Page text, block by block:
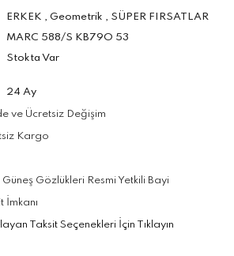
ERKEK ,Geometrik , SÜPER FIRSATLAR
MARC 588/S KB79O 53
Stokta Var
24 Ay
ve Ücretsiz Değişim
Kargo
Gözlükleri Resmi Yetkili Bayi
İmkanı
Taksit Seçenekleri İçin Tıklayın